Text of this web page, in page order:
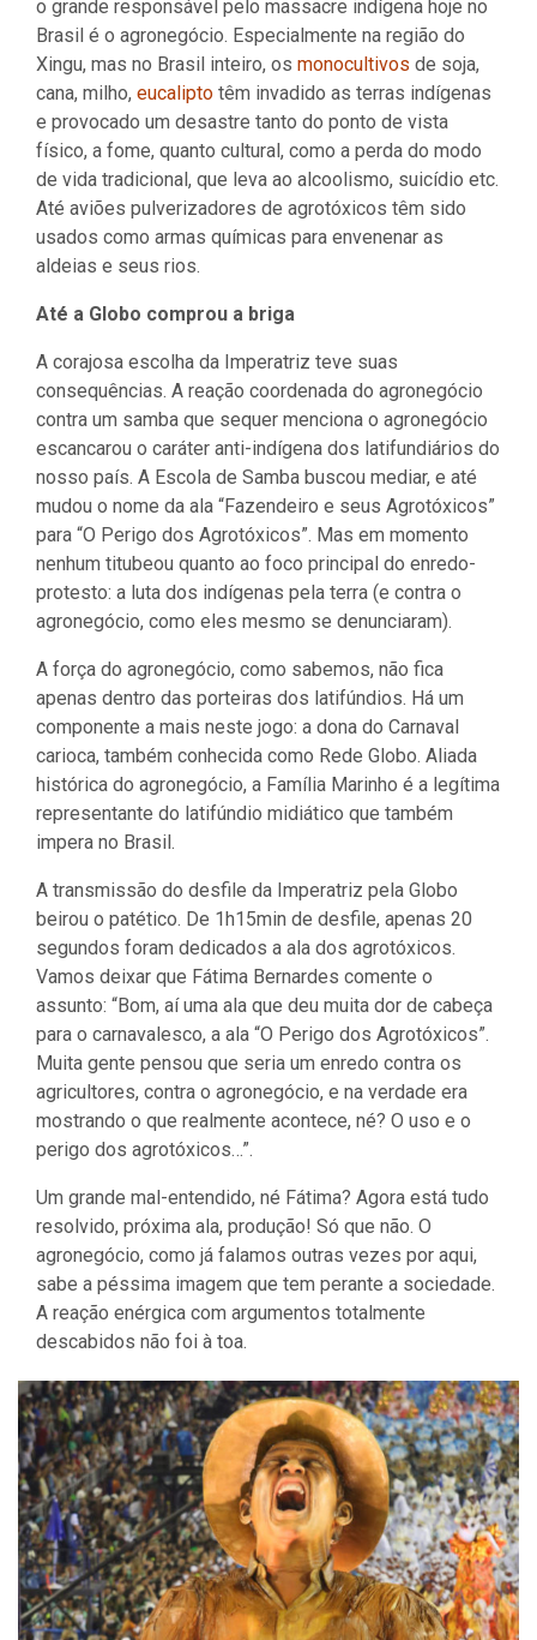
o grande responsável pelo massacre indígena hoje no
Brasil é o agronegócio. Especialmente na região do
Xingu, mas no Brasil inteiro, os monocultivos de soja,
cana, milho, eucalipto têm invadido as terras indígenas
e provocado um desastre tanto do ponto de vista
físico, a fome, quanto cultural, como a perda do modo
de vida tradicional, que leva ao alcoolismo, suicídio etc.
Até aviões pulverizadores de agrotóxicos têm sido
usados como armas químicas para envenenar as
aldeias e seus rios.
Até a Globo comprou a briga
A corajosa escolha da Imperatriz teve suas
consequências. A reação coordenada do agronegócio
contra um samba que sequer menciona o agronegócio
escancarou o caráter anti-indígena dos latifundiários do
nosso país. A Escola de Samba buscou mediar, e até
mudou o nome da ala “Fazendeiro e seus Agrotóxicos”
para “O Perigo dos Agrotóxicos”. Mas em momento
nenhum titubeou quanto ao foco principal do enredo-
protesto: a luta dos indígenas pela terra (e contra o
agronegócio, como eles mesmo se denunciaram).
A força do agronegócio, como sabemos, não fica
apenas dentro das porteiras dos latifúndios. Há um
componente a mais neste jogo: a dona do Carnaval
carioca, também conhecida como Rede Globo. Aliada
histórica do agronegócio, a Família Marinho é a legítima
representante do latifúndio midiático que também
impera no Brasil.
A transmissão do desfile da Imperatriz pela Globo
beirou o patético. De 1h15min de desfile, apenas 20
segundos foram dedicados a ala dos agrotóxicos.
Vamos deixar que Fátima Bernardes comente o
assunto: “Bom, aí uma ala que deu muita dor de cabeça
para o carnavalesco, a ala “O Perigo dos Agrotóxicos”.
Muita gente pensou que seria um enredo contra os
agricultores, contra o agronegócio, e na verdade era
mostrando o que realmente acontece, né? O uso e o
perigo dos agrotóxicos…”.
Um grande mal-entendido, né Fátima? Agora está tudo
resolvido, próxima ala, produção! Só que não. O
agronegócio, como já falamos outras vezes por aqui,
sabe a péssima imagem que tem perante a sociedade.
A reação enérgica com argumentos totalmente
descabidos não foi à toa.